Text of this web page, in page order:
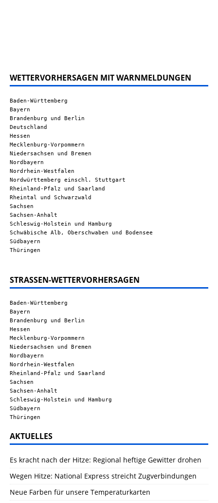
WETTERVORHERSAGEN MIT WARNMELDUNGEN
Baden-Württemberg
Bayern
Brandenburg und Berlin
Deutschland
Hessen
Mecklenburg-Vorpommern
Niedersachsen und Bremen
Nordbayern
Nordrhein-Westfalen
Nordwürttemberg einschl. Stuttgart
Rheinland-Pfalz und Saarland
Rheintal und Schwarzwald
Sachsen
Sachsen-Anhalt
Schleswig-Holstein und Hamburg
Schwäbische Alb, Oberschwaben und Bodensee
Südbayern
Thüringen
STRASSEN-WETTERVORHERSAGEN
Baden-Württemberg
Bayern
Brandenburg und Berlin
Hessen
Mecklenburg-Vorpommern
Niedersachsen und Bremen
Nordbayern
Nordrhein-Westfalen
Rheinland-Pfalz und Saarland
Sachsen
Sachsen-Anhalt
Schleswig-Holstein und Hamburg
Südbayern
Thüringen
AKTUELLES
Es kracht nach der Hitze: Regional heftige Gewitter drohen
Wegen Hitze: National Express streicht Zugverbindungen
Neue Farben für unsere Temperaturkarten